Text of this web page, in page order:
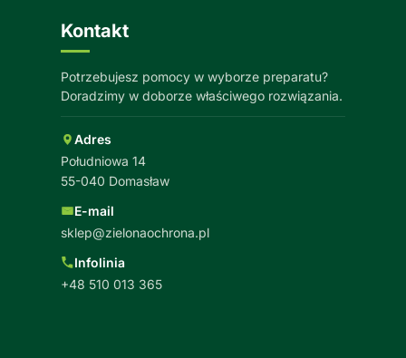
Kontakt
Potrzebujesz pomocy w wyborze preparatu?
Doradzimy w doborze właściwego rozwiązania.
Adres
Południowa 14
55-040 Domasław
E-mail
sklep@zielonaochrona.pl
Infolinia
+48 510 013 365